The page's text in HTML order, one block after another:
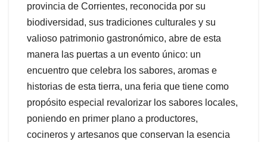
provincia de Corrientes, reconocida por su
biodiversidad, sus tradiciones culturales y su
valioso patrimonio gastronómico, abre de esta
manera las puertas a un evento único: un
encuentro que celebra los sabores, aromas e
historias de esta tierra, una feria que tiene como
propósito especial revalorizar los sabores locales,
poniendo en primer plano a productores,
cocineros y artesanos que conservan la esencia